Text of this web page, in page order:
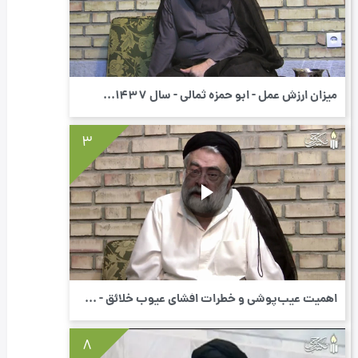
میزان ارزش عمل - ابو حمزه ثمالی - سال 1437...
3
اهمیت عیب‌پوشی و خطرات افشای عیوب خلائق - ...
8